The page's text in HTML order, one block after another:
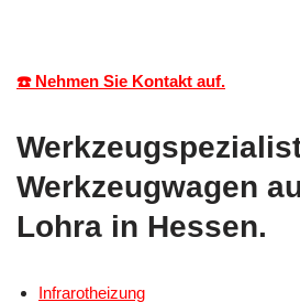
☎️ Nehmen Sie Kontakt auf.
Werkzeugwagen
Lohra in Hessen.
Infrarotheizung